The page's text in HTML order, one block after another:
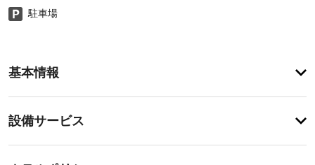
駐車場
基本情報
メ
ィ
の
設備サービス
設